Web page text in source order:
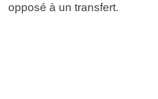
opposé à un transfert.